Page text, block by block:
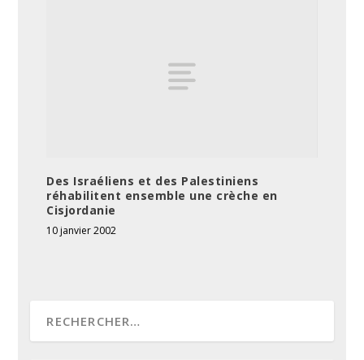
Des Israéliens et des Palestiniens
réhabilitent ensemble une crèche en
Cisjordanie
10 janvier 2002